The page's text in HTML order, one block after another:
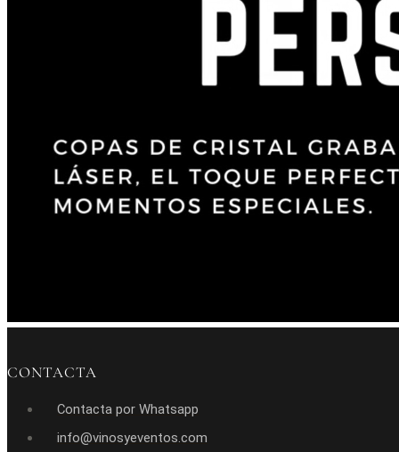
CONTACTA
Contacta por Whatsapp
info@vinosyeventos.com